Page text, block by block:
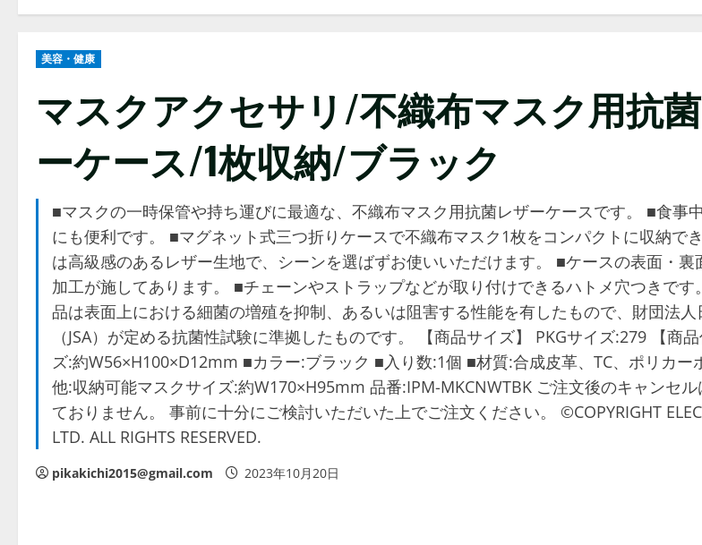
美容・健康
マスクアクセサリ/不織布マスク用抗
ーケース/1枚収納/ブラック
■マスクの一時保管や持ち運びに最適な、不織布マスク用抗菌レザーケースです。 ■食事
にも便利です。 ■マグネット式三つ折りケースで不織布マスク1枚をコンパクトに収納で
は高級感のあるレザー生地で、シーンを選ばずお使いいただけます。 ■ケースの表面・裏
加工が施してあります。 ■チェーンやストラップなどが取り付けできるハトメ穴つきです
品は表面上における細菌の増殖を抑制、あるいは阻害する性能を有したもので、財団法人
（JSA）が定める抗菌性試験に準拠したものです。 【商品サイズ】 PKGサイズ:279 【商
ズ:約W56×H100×D12mm ■カラー:ブラック ■入り数:1個 ■材質:合成皮革、TC、ポリカー
他:収納可能マスクサイズ:約W170×H95mm 品番:IPM-MKCNWTBK ご注文後のキャンセル
ておりません。 事前に十分にご検討いただいた上でご注文ください。 ©COPYRIGHT
LTD. ALL RIGHTS RESERVED.
pikakichi2015@gmail.com 2023年10月20日